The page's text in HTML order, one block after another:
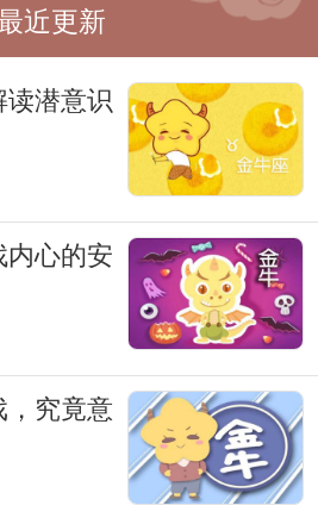
近更新
读潜意识
内心的安
，究竟意